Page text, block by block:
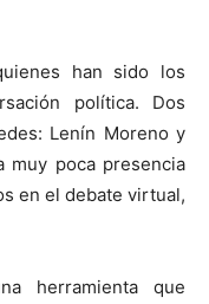
han sido los
política. Dos
Lenín Moreno y
muy poca presencia
en el debate virtual,
herramienta que